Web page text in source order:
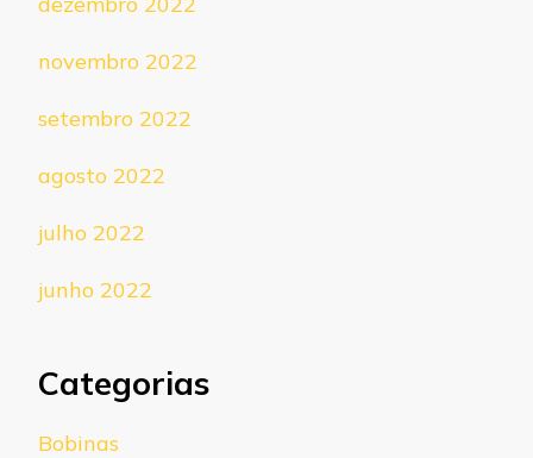
novembro 2022
setembro 2022
agosto 2022
julho 2022
junho 2022
Categorias
Bobinas